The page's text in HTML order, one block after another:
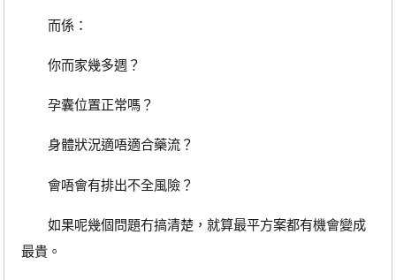
而係：
你而家幾多週？
孕囊位置正常嗎？
身體狀況適唔適合藥流？
會唔會有排出不全風險？
如果呢幾個問題冇搞清楚，就算最平方案都有機會變成
最貴。